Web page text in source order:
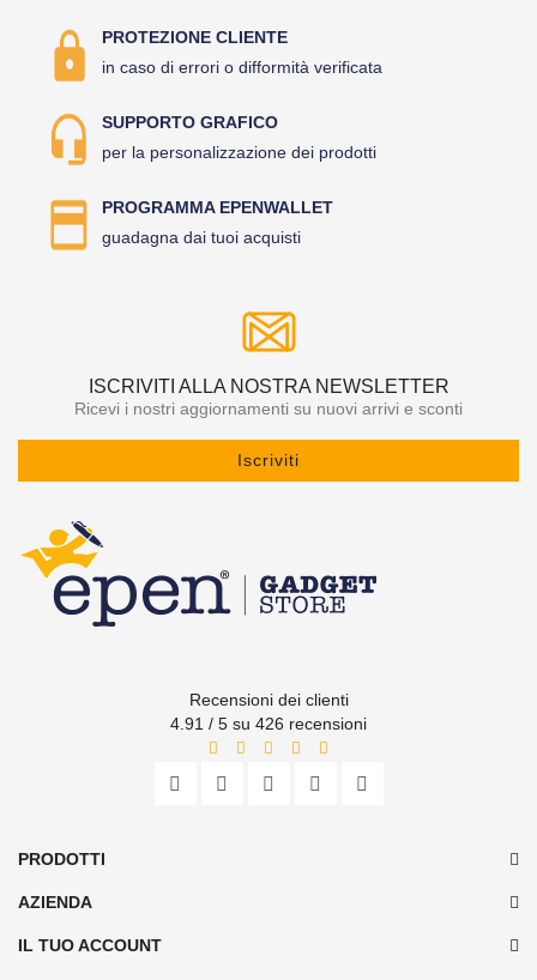
PROTEZIONE CLIENTE
in caso di errori o difformità verificata
SUPPORTO GRAFICO
per la personalizzazione dei prodotti
PROGRAMMA EPENWALLET
guadagna dai tuoi acquisti
ISCRIVITI ALLA NOSTRA NEWSLETTER
Ricevi i nostri aggiornamenti su nuovi arrivi e sconti
Iscriviti
Recensioni dei clienti
4.91 / 5 su 426 recensioni
PRODOTTI
AZIENDA
IL TUO ACCOUNT